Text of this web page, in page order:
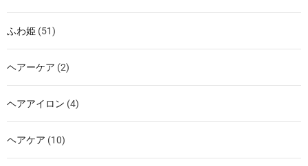
ふわ姫 (51)
ヘアーケア (2)
ヘアアイロン (4)
ヘアケア (10)